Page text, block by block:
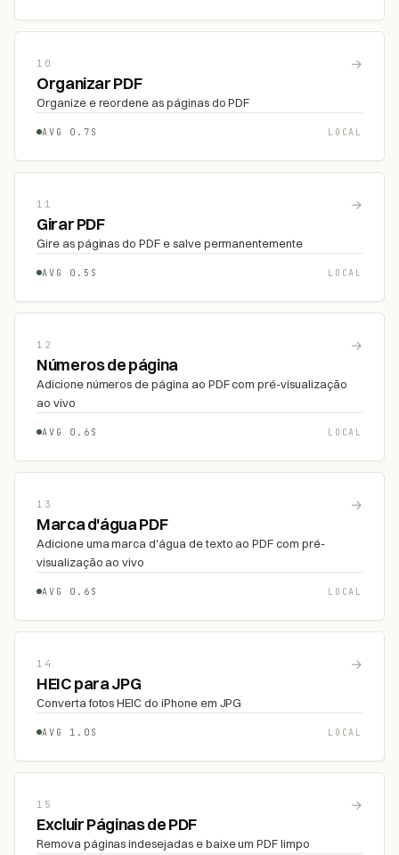
10 →
Organizar PDF
Organize e reordene as páginas do PDF
AVG 0.7S LOCAL
11 →
Girar PDF
Gire as páginas do PDF e salve permanentemente
AVG 0.5S LOCAL
12 →
Números de página
Adicione números de página ao PDF com pré-visualização
ao vivo
AVG 0.6S LOCAL
13 →
Marca d'água PDF
Adicione uma marca d'água de texto ao PDF com pré-
visualização ao vivo
AVG 0.6S LOCAL
14 →
HEIC para JPG
Converta fotos HEIC do iPhone em JPG
AVG 1.0S LOCAL
15 →
Excluir Páginas de PDF
Remova páginas indesejadas e baixe um PDF limpo